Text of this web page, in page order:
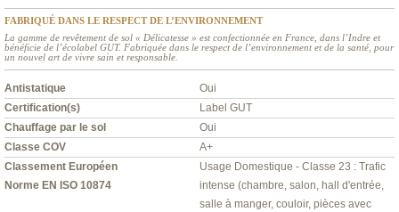
FABRIQUÉ DANS LE RESPECT DE L’ENVIRONNEMENT
La gamme de revêtement de sol « Délicatesse » est confectionnée en France, dans l’Indre et
bénéficie de l’écolabel GUT. Fabriquée dans le respect de l’environnement et de la santé, pour
un nouvel art de vivre sain et responsable.
Antistatique
Oui
Certification(s)
Label GUT
Chauffage par le sol
Oui
Classe COV
A+
Classement Européen
Norme EN ISO 10874
Usage Domestique - Classe 23 : Trafic
intense (chambre, salon, hall d'entrée,
salle à manger, couloir, pièces avec